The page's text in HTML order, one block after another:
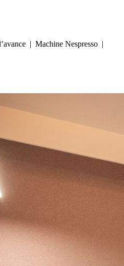
| Machine Nespresso |